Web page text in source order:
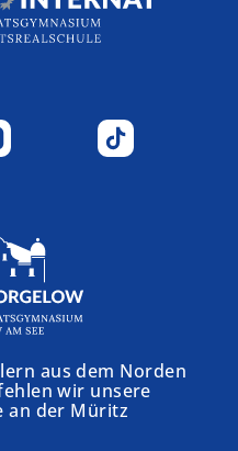
aus dem Norden
wir unsere
an der Müritz